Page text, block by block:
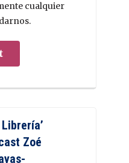
cualquier
Zoé